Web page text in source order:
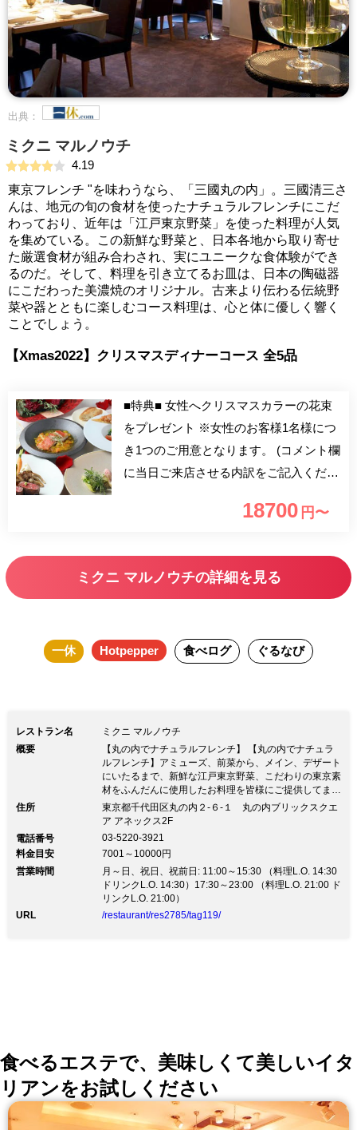
出典：
ミクニ マルノウチ
4.19
東京フレンチ "を味わうなら、「三國丸の内」。三國清三さ
んは、地元の旬の食材を使ったナチュラルフレンチにこだ
わっており、近年は「江戸東京野菜」を使った料理が人気
を集めている。この新鮮な野菜と、日本各地から取り寄せ
た厳選食材が組み合わされ、実にユニークな食体験ができ
るのだ。そして、料理を引き立てるお皿は、日本の陶磁器
にこだわった美濃焼のオリジナル。古来より伝わる伝統野
菜や器とともに楽しむコース料理は、心と体に優しく響く
ことでしょう。
【Xmas2022】クリスマスディナーコース 全5品
■特典■ 女性へクリスマスカラーの花束
をプレゼント ※女性のお客様1名様につ
き1つのご用意となります。 (コメント欄
に当日ご来店させる内訳をご記入くださ
と、または家族や仲の良いお友達同士
江戸東京野菜が融合した、ミクニフレン
チクリスマスディナーに、HANAHIRO
ネーションを眺めながら、優雅な夜をお
18700 円〜
ミクニ マルノウチの詳細を見る
一休 Hotpepper 食べログ ぐるなび
レストラン名
ミクニ マルノウチ
概要
【丸の内でナチュラルフレンチ】 【丸の内でナチュラ
ルフレンチ】アミューズ、前菜から、メイン、デザート
にいたるまで、新鮮な江戸東京野菜、こだわりの東京素
材をふんだんに使用したお料理を皆様にご提供してまい
ります。企業様の御接待、お祝い、ご家族様の会食な
ど、幅広く対応いたしますので、ぜひご相談下さいま
住所
東京都千代田区丸の内２-６-１ 丸の内ブリックスクエ
ア アネックス2F
電話番号
03-5220-3921
料金目安
7001～10000円
営業時間
月～日、祝日、祝前日: 11:00～15:30 （料理L.O. 14:30
ドリンクL.O. 14:30）17:30～23:00 （料理L.O. 21:00 ド
リンクL.O. 21:00）
URL
/restaurant/res2785/tag119/
食べるエステで、美味しくて美しいイタ
リアンをお試しください